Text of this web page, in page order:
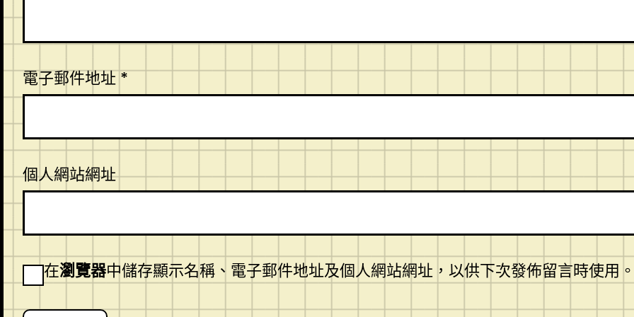
電子郵件地址*
個人網站網址
在瀏覽器中儲存顯示名稱、電子郵件地址及個人網站網址，以供下次發佈留言時使用